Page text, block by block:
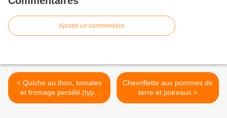
Ajouter un commentaire
< Quiche au thon, tomates
et fromage persillé (type
Boursin)
Chevriflette aux pommes de
terre et poireaux >